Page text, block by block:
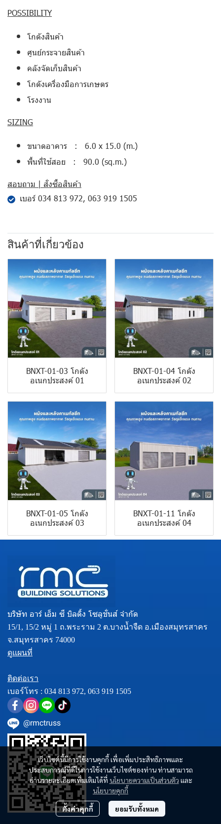
POSSIBILITY
โกดังสินค้า
ศูนย์กระจายสินค้า
คลังจัดเก็บสินค้า
โกดังเครื่องมือการเกษตร
โรงงาน
SIZING
ขนาดอาคาร : 6.0 x 15.0 (m.)
พื้นที่ใช้สอย : 90.0 (sq.m.)
สอบถาม | สั่งซื้อสินค้า
เบอร์ 034 813 972, 063 919 1505
สินค้าที่เกี่ยวข้อง
BNXT-01-03 โกดัง
อเนกประสงค์ 01
BNXT-01-04 โกดัง
อเนกประสงค์ 02
BNXT-01-05 โกดัง
อเนกประสงค์ 03
BNXT-01-11 โกดัง
อเนกประสงค์ 04
เว็บไซต์นี้มีการใช้งานคุกกี้ เพื่อเพิ่มประสิทธิภาพและ
ประสบการณ์ที่ดีในการใช้งานเว็บไซต์ของท่าน ท่านสามารถ
อ่านรายละเอียดเพิ่มเติมได้ที่ นโยบายความเป็นส่วนตัว และ
นโยบายคุกกี้
ตั้งค่าคุกกี้ ยอมรับทั้งหมด
บริษัท อาร์ เอ็ม ซี บิลดิ้ง โซลูชั่นส์ จำกัด
15/1, 15/2 หมู่ 1 ถ.พระราม 2 ต.บางน้ำจืด อ.เมืองสมุทรสาคร
จ.สมุทรสาคร 74000
ดูแผนที่
ติดต่อเรา
เบอร์โทร : 034 813 972, 063 919 1505
@rmctruss